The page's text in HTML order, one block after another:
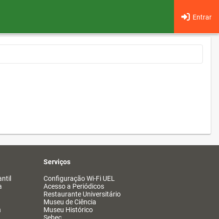
Entrar
Serviços
Configuração Wi-Fi UEL
Acesso a Periódicos
Restaurante Universitário
Museu de Ciência
Museu Histórico